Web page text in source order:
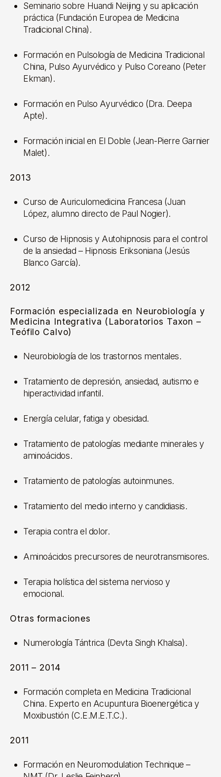
Seminario sobre Huandi Neijing y su aplicación
práctica (Fundación Europea de Medicina
Tradicional China).
Formación en Pulsología de Medicina Tradicional
China, Pulso Ayurvédico y Pulso Coreano (Peter
Ekman).
Formación en Pulso Ayurvédico (Dra. Deepa
Apte).
Formación inicial en El Doble (Jean-Pierre Garnier
Malet).
2013
Curso de Auriculomedicina Francesa (Juan
López, alumno directo de Paul Nogier).
Curso de Hipnosis y Autohipnosis para el control
de la ansiedad – Hipnosis Eriksoniana (Jesús
Blanco García).
2012
Formación especializada en Neurobiología y
Medicina Integrativa (Laboratorios Taxon –
Teófilo Calvo)
Neurobiología de los trastornos mentales.
Tratamiento de depresión, ansiedad, autismo e
hiperactividad infantil.
Energía celular, fatiga y obesidad.
Tratamiento de patologías mediante minerales y
aminoácidos.
Tratamiento de patologías autoinmunes.
Tratamiento del medio interno y candidiasis.
Terapia contra el dolor.
Aminoácidos precursores de neurotransmisores.
Terapia holística del sistema nervioso y
emocional.
Otras formaciones
Numerología Tántrica (Devta Singh Khalsa).
2011 – 2014
Formación completa en Medicina Tradicional
China. Experto en Acupuntura Bioenergética y
Moxibustión (C.E.M.E.T.C.).
2011
Formación en Neuromodulation Technique –